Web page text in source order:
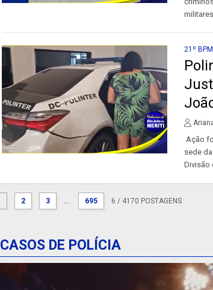
21º BPM
Ação
sede
Divisão
2 3 ... 695 6 / 4170 POSTAGENS
CASOS DE POLÍCIA